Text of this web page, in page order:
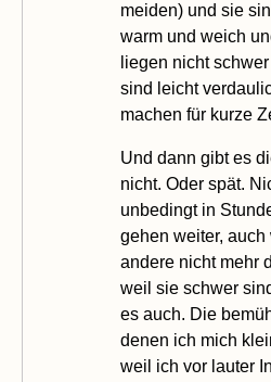
meiden) und sie
warm und weich
liegen nicht
sind leicht
machen für kurze
Und dann gibt es
nicht. Oder spät.
unbedingt in
gehen weiter, auch
andere nicht mehr
weil sie schwer
es auch. Die
denen ich mich
weil ich vor lauter